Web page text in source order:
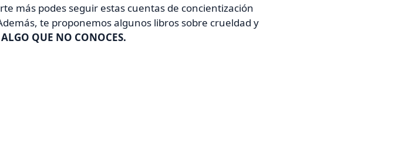
más podes seguir estas cuentas de concientización
te proponemos algunos libros sobre crueldad y
QUE NO CONOCES.